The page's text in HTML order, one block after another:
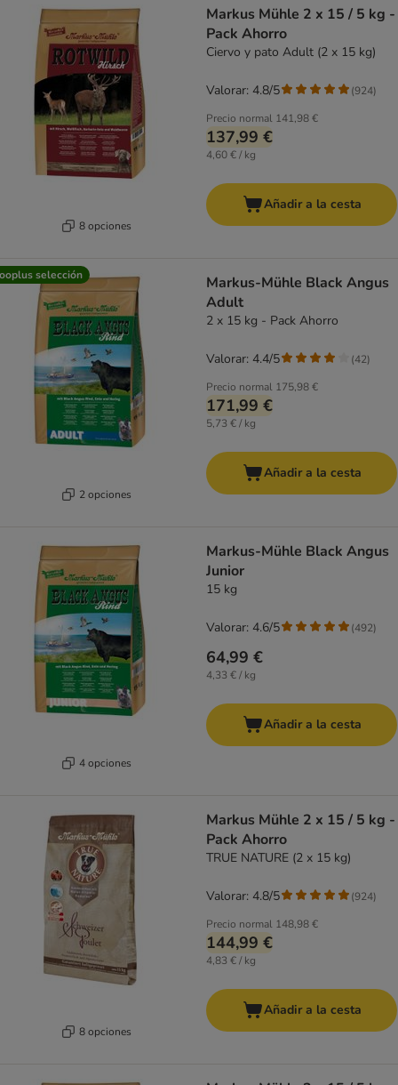
8 opciones
Markus Mühle 2 x 15 / 5 kg -
Pack Ahorro
Ciervo y pato Adult (2 x 15 kg)
Precio normal 141,98 €
137,99 €
4,60 € / kg
Valorar: 4.8/5 (924)
Añadir a la cesta
selección
2 opciones
Markus-Mühle Black Angus
Adult
2 x 15 kg - Pack Ahorro
Precio normal 175,98 €
171,99 €
5,73 € / kg
Valorar: 4.4/5 (42)
Añadir a la cesta
4 opciones
Markus-Mühle Black Angus
Junior
15 kg
64,99 €
4,33 € / kg
Valorar: 4.6/5 (492)
Añadir a la cesta
8 opciones
Markus Mühle 2 x 15 / 5 kg -
Pack Ahorro
TRUE NATURE (2 x 15 kg)
Precio normal 148,98 €
144,99 €
4,83 € / kg
Valorar: 4.8/5 (924)
Añadir a la cesta